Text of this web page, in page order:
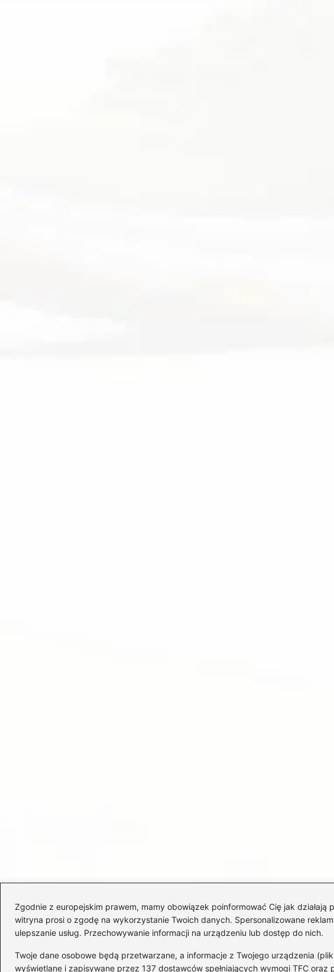
Zgodnie z europejskim prawem, mamy obowiązek poinformować Cię jak
witryna prosi o zgodę na wykorzystanie Twoich danych. Spersonalizowane
ulepszanie usług. Przechowywanie informacji na urządzeniu lub dostęp do nich.
Twoje dane osobowe będą przetwarzane, a informacje z Twojego urządzenia
wyświetlane i zapisywane przez 137 dostawców spełniających wymogi TFC